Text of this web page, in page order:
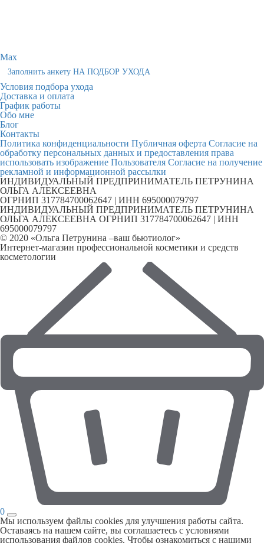
Max
Заполнить анкету НА ПОДБОР УХОДА
Условия подбора ухода
Доставка и оплата
График работы
Обо мне
Блог
Контакты
Политика конфиденциальности Публичная оферта Согласие на
обработку персональных данных и предоставления права
использовать изображение Пользователя Согласие на получение
рекламной и информационной рассылки
ИНДИВИДУАЛЬНЫЙ ПРЕДПРИНИМАТЕЛЬ ПЕТРУНИНА
ОЛЬГА АЛЕКСЕЕВНА
ОГРНИП 317784700062647 | ИНН 695000079797
ИНДИВИДУАЛЬНЫЙ ПРЕДПРИНИМАТЕЛЬ ПЕТРУНИНА
ОЛЬГА АЛЕКСЕЕВНА ОГРНИП 317784700062647 | ИНН
695000079797
© 2020 «Ольга Петрунина –ваш бьютиолог»
Интернет-магазин профессиональной косметики и средств
косметологии
0
Мы используем файлы cookies для улучшения работы сайта.
Оставаясь на нашем сайте, вы соглашаетесь с условиями
использования файлов cookies. Чтобы ознакомиться с нашими